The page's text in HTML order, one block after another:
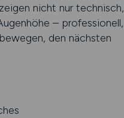
nicht nur technisch,
– professionell,
den nächsten